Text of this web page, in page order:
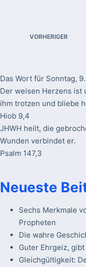
VORHERIGER
Das Wort für Sonntag,
Der weisen Herzens ist
ihm trotzen und bliebe
Hiob 9,4
JHWH heilt, die
Wunden verbindet er.
Psalm 147,3
Neueste
Sechs Merkmale
Propheten
Die wahre
Guter Ehrgeiz,
Gleichgültigkeit: